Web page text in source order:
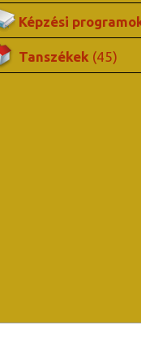
Képzési
Tanszékek (45)